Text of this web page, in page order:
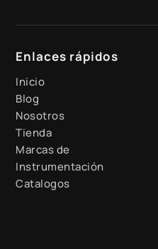
Enlaces rápidos
Inicio
Blog
Nosotros
Tienda
Marcas de
Instrumentación
Catalogos